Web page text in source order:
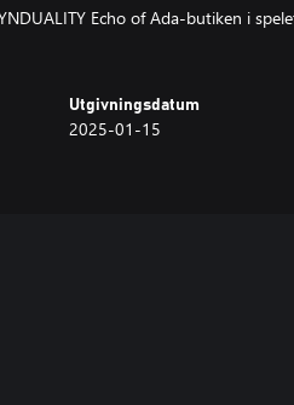
Echo of Ada-butiken i
Utgivningsdatum
2025-01-15